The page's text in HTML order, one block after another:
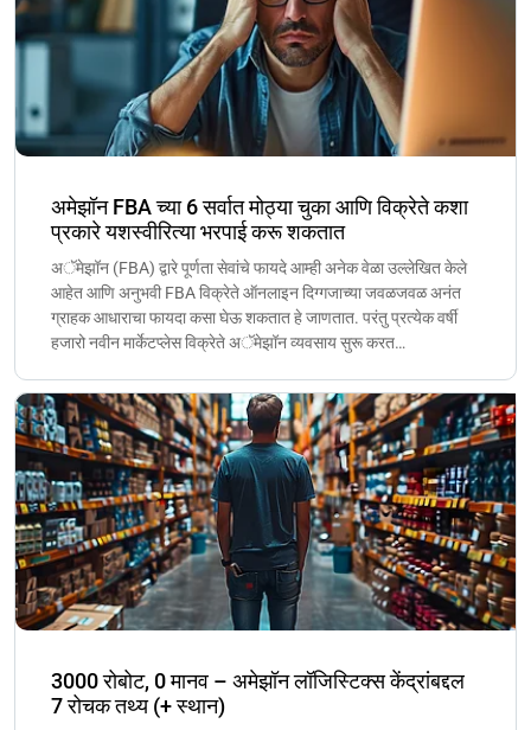
अमेझॉन FBA च्या 6 सर्वात मोठ्या चुका आणि विक्रेते कशा
प्रकारे यशस्वीरित्या भरपाई करू शकतात
अॅमेझॉन (FBA) द्वारे पूर्णता सेवांचे फायदे आम्ही अनेक वेळा उल्लेखित केले
आहेत आणि अनुभवी FBA विक्रेते ऑनलाइन दिग्गजाच्या जवळजवळ अनंत
ग्राहक आधाराचा फायदा कसा घेऊ शकतात हे जाणतात. परंतु प्रत्येक वर्षी
हजारो नवीन मार्केटप्लेस विक्रेते अॅमेझॉन व्यवसाय सुरू करत…
3000 रोबोट, 0 मानव – अमेझॉन लॉजिस्टिक्स केंद्रांबद्दल
7 रोचक तथ्य (+ स्थान)